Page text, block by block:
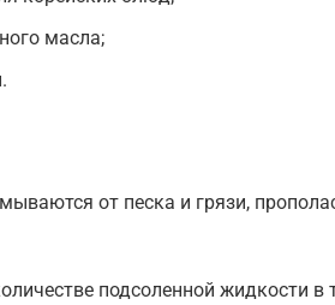
масла;
от песка и грязи,
подсоленной жидкости в